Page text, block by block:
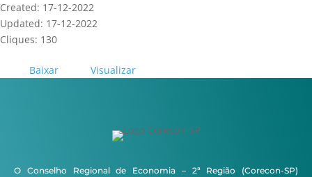
Created: 17-12-2022
Updated: 17-12-2022
Cliques: 130
Baixar Visualizar
O Conselho Regional de Economia – 2ª Região (Corecon-SP)